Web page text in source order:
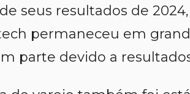
seus resultados de
permaneceu em
parte devido a